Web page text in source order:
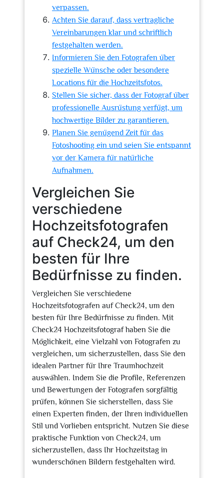
verpassen.
Achten Sie darauf, dass vertragliche
Vereinbarungen klar und schriftlich
festgehalten werden.
Informieren Sie den Fotografen über
spezielle Wünsche oder besondere
Locations für die Hochzeitsfotos.
Stellen Sie sicher, dass der Fotograf über
professionelle Ausrüstung verfügt, um
hochwertige Bilder zu garantieren.
Planen Sie genügend Zeit für das
Fotoshooting ein und seien Sie entspannt
vor der Kamera für natürliche
Aufnahmen.
Vergleichen Sie
verschiedene
Hochzeitsfotografen
auf Check24, um den
besten für Ihre
Bedürfnisse zu finden.
Vergleichen Sie verschiedene
Hochzeitsfotografen auf Check24, um den
besten für Ihre Bedürfnisse zu finden. Mit
Check24 Hochzeitsfotograf haben Sie die
Möglichkeit, eine Vielzahl von Fotografen zu
vergleichen, um sicherzustellen, dass Sie den
idealen Partner für Ihre Traumhochzeit
auswählen. Indem Sie die Profile, Referenzen
und Bewertungen der Fotografen sorgfältig
prüfen, können Sie sicherstellen, dass Sie
einen Experten finden, der Ihren individuellen
Stil und Vorlieben entspricht. Nutzen Sie diese
praktische Funktion von Check24, um
sicherzustellen, dass Ihr Hochzeitstag in
wunderschönen Bildern festgehalten wird.